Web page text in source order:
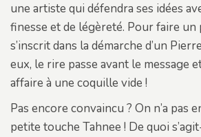
une artiste qui défendra ses idées
finesse et de légèreté. Pour faire un
s’inscrit dans la démarche d’un
eux, le rire passe avant le message
affaire à une coquille vide !
Pas encore convaincu ? On n’a pas
petite touche Tahnee ! De quoi